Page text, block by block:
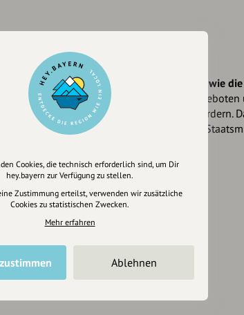
dem
den
in
Die Ausstellung „ Gerade, wie
von Workshops,
einladen und auch auffordern.
Mitteln des Bayerischen
Cookies, die technisch erforderlich sind, um Dir
hey.bayern zur Verfügung zu stellen.
Zustimmung erteilst, verwenden wir zusätzliche
Cookies zu statistischen Zwecken.
Mehr erfahren
Ablehnen